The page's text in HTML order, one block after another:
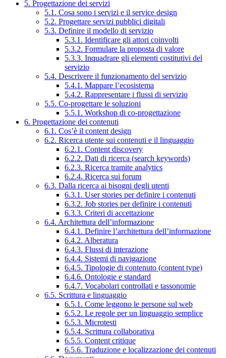
5. Progettazione dei servizi
5.1. Cosa sono i servizi e il service design
5.2. Progettare servizi pubblici digitali
5.3. Definire il modello di servizio
5.3.1. Identificare gli attori coinvolti
5.3.2. Formulare la proposta di valore
5.3.3. Inquadrare gli elementi costitutivi del
servizio
5.4. Descrivere il funzionamento del servizio
5.4.1. Mappare l’ecosistema
5.4.2. Rappresentare i flussi di servizio
5.5. Co-progettare le soluzioni
5.5.1. Workshop di co-progettazione
6. Progettazione dei contenuti
6.1. Cos’è il content design
6.2. Ricerca utente sui contenuti e il linguaggio
6.2.1. Content discovery
6.2.2. Dati di ricerca (search keywords)
6.2.3. Ricerca tramite analytics
6.2.4. Ricerca sui forum
6.3. Dalla ricerca ai bisogni degli utenti
6.3.1. User stories per definire i contenuti
6.3.2. Job stories per definire i contenuti
6.3.3. Criteri di accettazione
6.4. Architettura dell’informazione
6.4.1. Definire l’architettura dell’informazione
6.4.2. Alberatura
6.4.3. Flussi di interazione
6.4.4. Sistemi di navigazione
6.4.5. Tipologie di contenuto (content type)
6.4.6. Ontologie e standard
6.4.7. Vocabolari controllati e tassonomie
6.5. Scrittura e linguaggio
6.5.1. Come leggono le persone sul web
6.5.2. Le regole per un linguaggio semplice
6.5.3. Microtesti
6.5.4. Scrittura collaborativa
6.5.5. Content critique
6.5.6. Traduzione e localizzazione dei contenuti